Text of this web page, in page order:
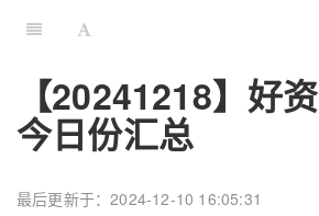
【20241218】好
今日份汇总
最后更新于：2024-12-10 16:05:31